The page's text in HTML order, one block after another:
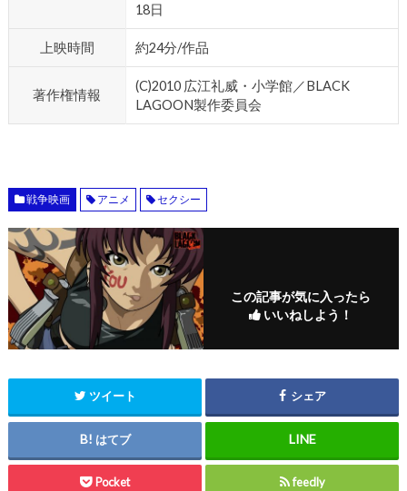
18日
上映時間 約24分/作品
著作権情報
(C)2010 広江礼威・小学館／BLACK
LAGOON製作委員会
戦争映画 アニメ セクシー
この記事が気に入ったら
いいねしよう！
ツイート シェア
はてブ
Pocket feedly